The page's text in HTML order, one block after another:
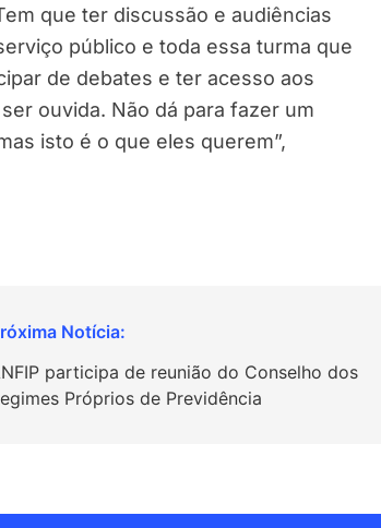
que ter discussão e audiências
público e toda essa turma que
de debates e ter acesso aos
ouvida. Não dá para fazer um
isto é o que eles querem”,
participa de reunião do Conselho dos
Próprios de Previdência